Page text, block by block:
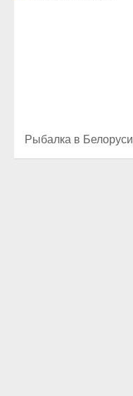
Рыбалка в Белоруси